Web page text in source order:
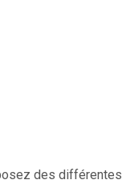
des différentes